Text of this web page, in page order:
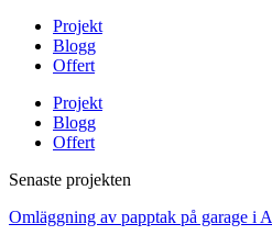
Projekt
Blogg
Offert
Projekt
Blogg
Offert
Senaste projekten
Omläggning av papptak på garage i